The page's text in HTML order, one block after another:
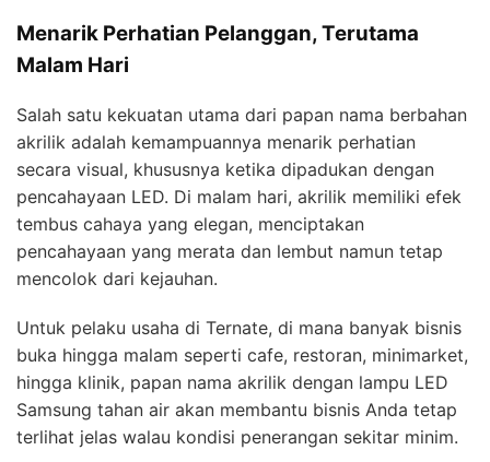
Menarik Perhatian Pelanggan, Terutama
Malam Hari
Salah satu kekuatan utama dari papan nama berbahan
akrilik adalah kemampuannya menarik perhatian
secara visual, khususnya ketika dipadukan dengan
pencahayaan LED. Di malam hari, akrilik memiliki efek
tembus cahaya yang elegan, menciptakan
pencahayaan yang merata dan lembut namun tetap
mencolok dari kejauhan.
Untuk pelaku usaha di Ternate, di mana banyak bisnis
buka hingga malam seperti cafe, restoran, minimarket,
hingga klinik, papan nama akrilik dengan lampu LED
Samsung tahan air akan membantu bisnis Anda tetap
terlihat jelas walau kondisi penerangan sekitar minim.